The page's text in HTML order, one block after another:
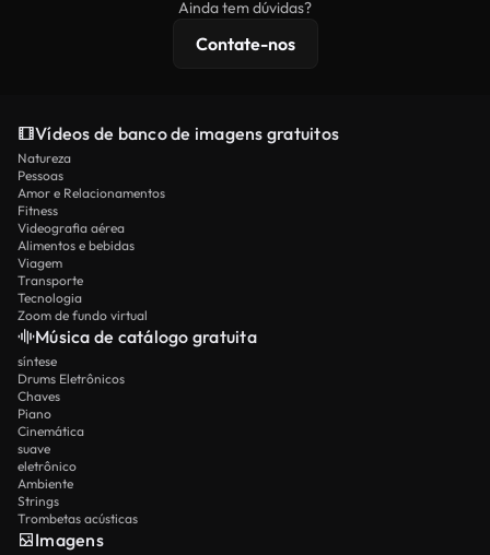
licenciamento estendidas.
Ainda tem dúvidas?
Contate-nos
Vídeos de banco de imagens gratuitos
Natureza
Pessoas
Amor e Relacionamentos
Fitness
Videografia aérea
Alimentos e bebidas
Viagem
Transporte
Tecnologia
Zoom de fundo virtual
Música de catálogo gratuita
síntese
Drums Eletrônicos
Chaves
Piano
Cinemática
suave
eletrônico
Ambiente
Strings
Trombetas acústicas
Imagens